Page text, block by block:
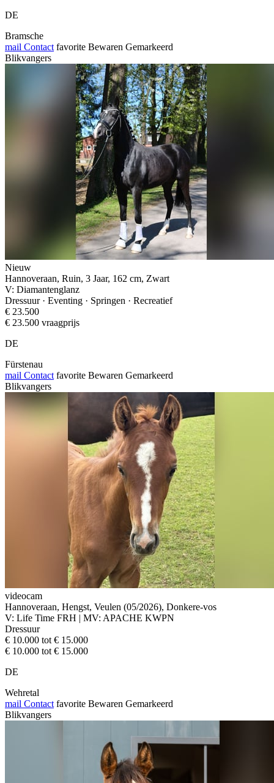
DE
Bramsche
mail Contact favorite Bewaren Gemarkeerd
Blikvangers
Nieuw
Hannoveraan, Ruin, 3 Jaar, 162 cm, Zwart
V: Diamantenglanz
Dressuur · Eventing · Springen · Recreatief
€ 23.500
€ 23.500 vraagprijs
DE
Fürstenau
mail Contact favorite Bewaren Gemarkeerd
Blikvangers
videocam
Hannoveraan, Hengst, Veulen (05/2026), Donkere-vos
V: Life Time FRH | MV: APACHE KWPN
Dressuur
€ 10.000 tot € 15.000
€ 10.000 tot € 15.000
DE
Wehretal
mail Contact favorite Bewaren Gemarkeerd
Blikvangers